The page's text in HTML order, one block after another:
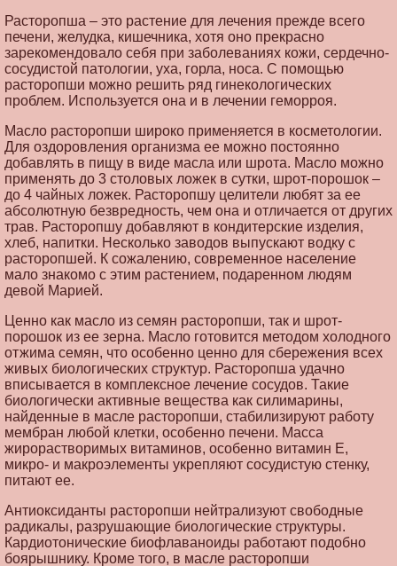
Расторопша – это растение для лечения прежде всего
печени, желудка, кишечника, хотя оно прекрасно
зарекомендовало себя при заболеваниях кожи, сердечно-
сосудистой патологии, уха, горла, носа. С помощью
расторопши можно решить ряд гинекологических
проблем. Используется она и в лечении геморроя.
Масло расторопши широко применяется в косметологии.
Для оздоровления организма ее можно постоянно
добавлять в пищу в виде масла или шрота. Масло можно
применять до 3 столовых ложек в сутки, шрот-порошок –
до 4 чайных ложек. Расторопшу целители любят за ее
абсолютную безвредность, чем она и отличается от других
трав. Расторопшу добавляют в кондитерские изделия,
хлеб, напитки. Несколько заводов выпускают водку с
расторопшей. К сожалению, современное население
мало знакомо с этим растением, подаренном людям
девой Марией.
Ценно как масло из семян расторопши, так и шрот-
порошок из ее зерна. Масло готовится методом холодного
отжима семян, что особенно ценно для сбережения всех
живых биологических структур. Расторопша удачно
вписывается в комплексное лечение сосудов. Такие
биологически активные вещества как силимарины,
найденные в масле расторопши, стабилизируют работу
мембран любой клетки, особенно печени. Масса
жирорастворимых витаминов, особенно витамин Е,
микро- и макроэлементы укрепляют сосудистую стенку,
питают ее.
Антиоксиданты расторопши нейтрализуют свободные
радикалы, разрушающие биологические структуры.
Кардиотонические биофлаваноиды работают подобно
боярышнику. Кроме того, в масле расторопши